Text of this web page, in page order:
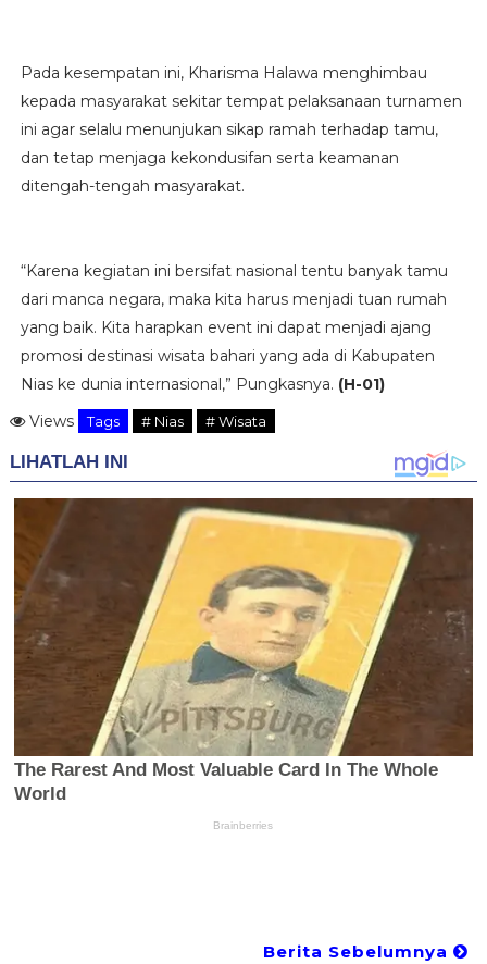
Pada kesempatan ini, Kharisma Halawa menghimbau
kepada masyarakat sekitar tempat pelaksanaan turnamen
ini agar selalu menunjukan sikap ramah terhadap tamu,
dan tetap menjaga kekondusifan serta keamanan
ditengah-tengah masyarakat.
“Karena kegiatan ini bersifat nasional tentu banyak tamu
dari manca negara, maka kita harus menjadi tuan rumah
yang baik. Kita harapkan event ini dapat menjadi ajang
promosi destinasi wisata bahari yang ada di Kabupaten
Nias ke dunia internasional,” Pungkasnya. (H-01)
Views
Tags # Nias # Wisata
Berita Sebelumnya